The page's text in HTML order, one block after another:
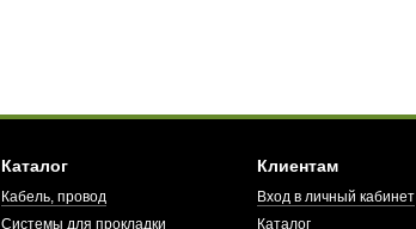
Каталог
Кабель, провод
Системы для прокладки
Клиентам
Вход в личный кабинет
Каталог